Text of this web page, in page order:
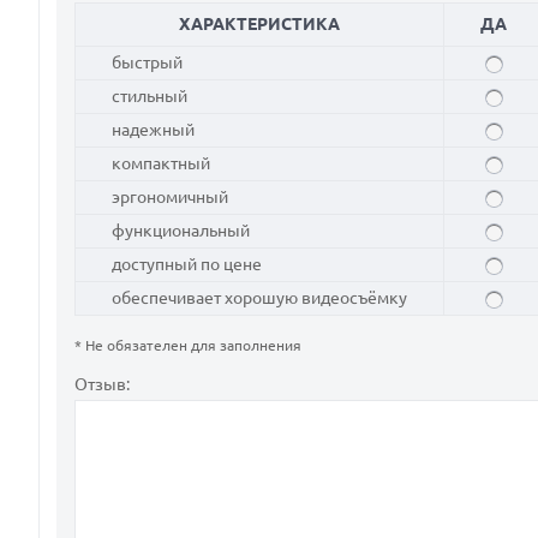
ХАРАКТЕРИСТИКА
ДА
быстрый
стильный
надежный
компактный
эргономичный
функциональный
доступный по цене
обеспечивает хорошую видеосъёмку
* Не обязателен для заполнения
Отзыв: